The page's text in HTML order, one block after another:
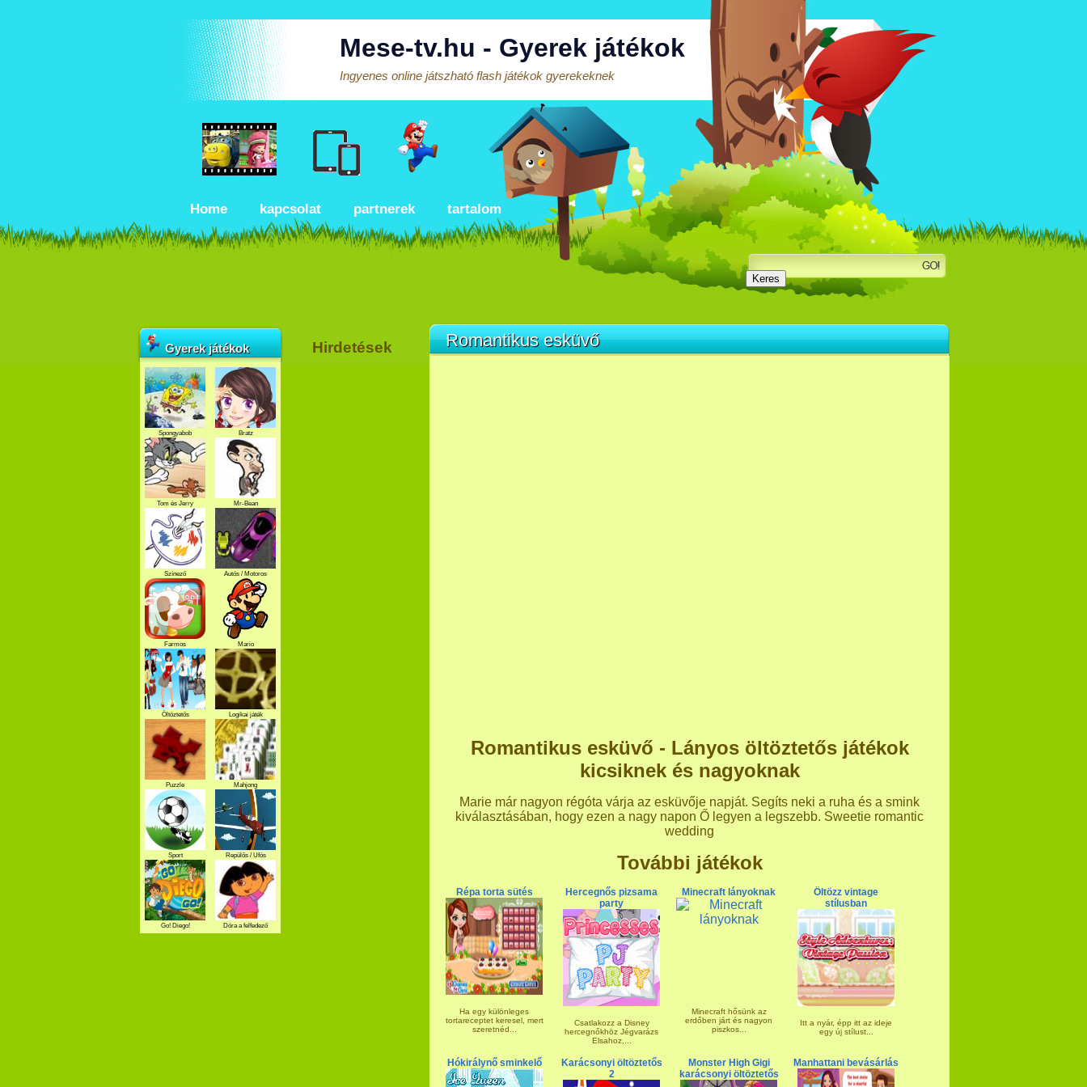
Mese-tv.hu - Gyerek játékok
Ingyenes online játszható flash játékok gyerekeknek
Home kapcsolat partnerek tartalom
Romantikus esküvő
Romantikus esküvő - Lányos öltöztetős játékok
kicsiknek és nagyoknak
Marie már nagyon régóta várja az esküvője napját. Segíts neki a ruha és a smink
kiválasztásában, hogy ezen a nagy napon Ő legyen a legszebb. Sweetie romantic
wedding
További játékok
Répa torta sütés
Ha egy különleges
tortareceptet keresel, mert
szeretnéd...
Hercegnős pizsama
party
Csatlakozz a Disney
hercegnőkhöz Jégvarázs
Elsahoz,...
Minecraft lányoknak
Minecraft hősünk az
erdőben járt és nagyon
piszkos...
Öltözz vintage
stílusban
Itt a nyár, épp itt az ideje
egy új stílust...
Hókirálynő sminkelő
Karácsonyi öltöztetős
2
Monster High Gigi
karácsonyi öltöztetős
Manhattani bevásárlás
Gyerek játékok
Spongyabob Bratz
Tom és Jerry Mr-Bean
Színező Autós / Motoros
Farmos Mario
Öltöztetős Logikai játék
Puzzle Mahjong
Sport Repülős / Ufós
Go! Diego! Dóra a felfedező
Hirdetések